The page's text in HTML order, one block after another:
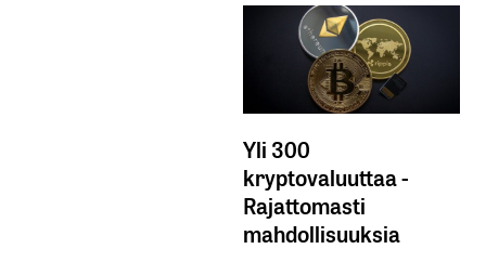
Yli 300
kryptovaluuttaa -
Rajattomasti
mahdollisuuksia